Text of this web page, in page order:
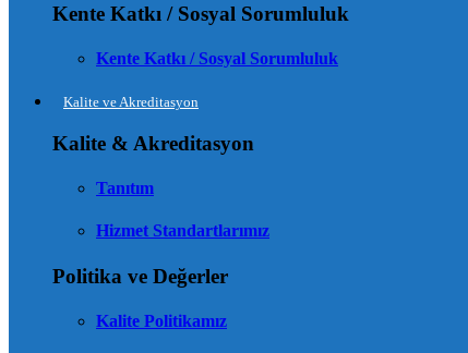
Kente Katkı / Sosyal Sorumluluk
Kente Katkı / Sosyal Sorumluluk
Kalite ve Akreditasyon
Kalite & Akreditasyon
Tanıtım
Hizmet Standartlarımız
Politika ve Değerler
Kalite Politikamız